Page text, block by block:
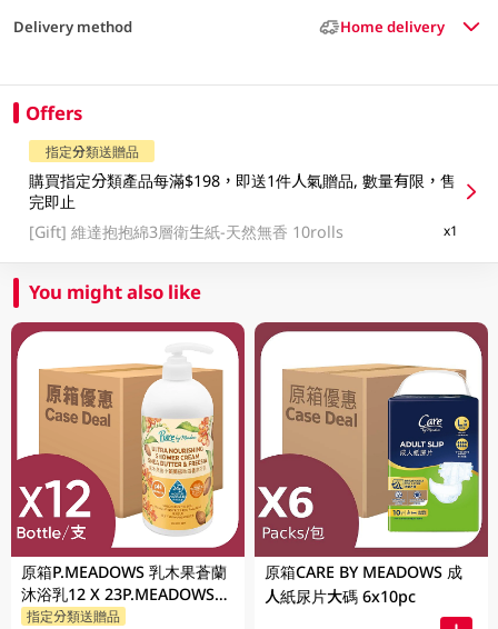
Delivery method Home delivery
Offers
指定分類送贈品
購買指定分類產品每滿$198，即送1件人氣贈品, 數量有限，售
完即止
[Gift]維達抱抱綿3層衛生紙-天然無香 10rolls x1
You might also like
原箱P.MEADOWS 乳木果蒼蘭
沐浴乳12 X 23P.MEADOWS
GM
指定分類送贈品
原箱CARE BY MEADOWS 成
人紙尿片大碼 6x10pc